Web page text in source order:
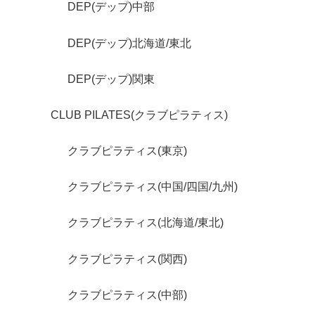
DEP(デップ)中部
DEP(デップ)北海道/東北
DEP(デップ)関東
CLUB PILATES(クラブピラティス)
クラブピラティス(東京)
クラブピラティス(中国/四国/九州)
クラブピラティス(北海道/東北)
クラブピラティス(関西)
クラブピラティス(中部)